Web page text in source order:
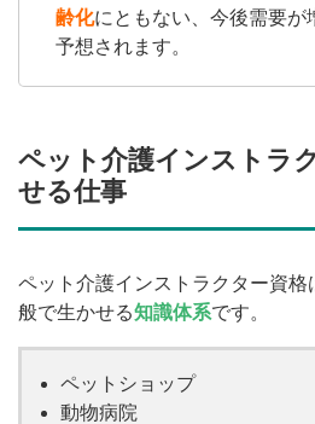
齢化にともない、今後需要が
予想されます。
ペット介護インストラ
せる仕事
ペット介護インストラクター資
般で生かせる知識体系です。
ペットショップ
動物病院